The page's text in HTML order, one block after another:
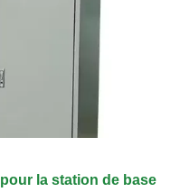
la station de base